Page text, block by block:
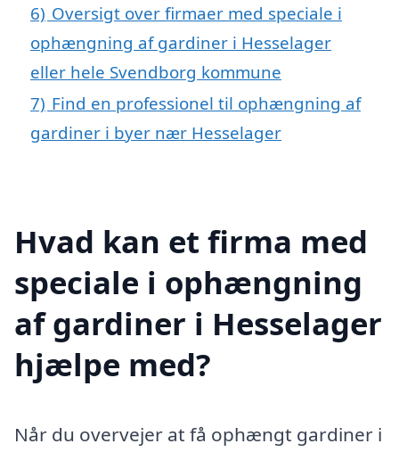
6) Oversigt over firmaer med speciale i
ophængning af gardiner i Hesselager
eller hele Svendborg kommune
7) Find en professionel til ophængning af
gardiner i byer nær Hesselager
Hvad kan et firma med
speciale i ophængning
af gardiner i Hesselager
hjælpe med?
Når du overvejer at få ophængt gardiner i